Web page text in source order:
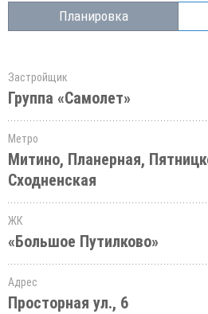
Планировка
Застройщик
Группа «Самолет»
Метро
Митино, Планерная,
Сходненская
ЖК
«Большое Путилково»
Адрес
Просторная ул., 6